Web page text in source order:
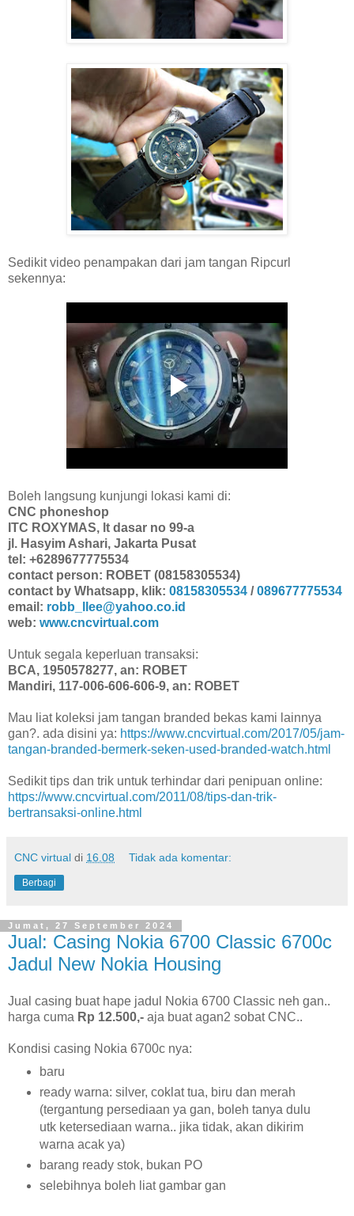
Sedikit video penampakan dari jam tangan Ripcurl
sekennya:
Boleh langsung kunjungi lokasi kami di:
CNC phoneshop
ITC ROXYMAS, lt dasar no 99-a
jl. Hasyim Ashari, Jakarta Pusat
tel: +6289677775534
contact person: ROBET (08158305534)
contact by Whatsapp, klik: 08158305534 /089677775534
email: robb_llee@yahoo.co.id
web: www.cncvirtual.com
Untuk segala keperluan transaksi:
BCA, 1950578277, an: ROBET
Mandiri, 117-006-606-606-9, an: ROBET
Mau liat koleksi jam tangan branded bekas kami lainnya
gan?. ada disini ya: https://www.cncvirtual.com/2017/05/jam-
tangan-branded-bermerk-seken-used-branded-watch.html
Sedikit tips dan trik untuk terhindar dari penipuan online:
https://www.cncvirtual.com/2011/08/tips-dan-trik-
bertransaksi-online.html
CNC virtual di 16.08 Tidak ada komentar:
Berbagi
Jumat, 27 September 2024
Jual: Casing Nokia 6700 Classic 6700c
Jadul New Nokia Housing
Jual casing buat hape jadul Nokia 6700 Classic neh gan..
harga cuma Rp 12.500,- aja buat agan2 sobat CNC..
Kondisi casing Nokia 6700c nya:
baru
ready warna: silver, coklat tua, biru dan merah
(tergantung persediaan ya gan, boleh tanya dulu
utk ketersediaan warna.. jika tidak, akan dikirim
warna acak ya)
barang ready stok, bukan PO
selebihnya boleh liat gambar gan